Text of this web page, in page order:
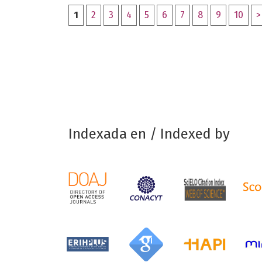
1 2 3 4 5 6 7 8 9 10 >
Indexada en / Indexed by